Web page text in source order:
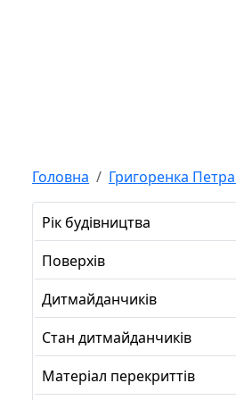
Головна Григоренка
Рік будівництва
Поверхів
Дитмайданчиків
Стан дитмайданчиків
Матеріал перекриттів